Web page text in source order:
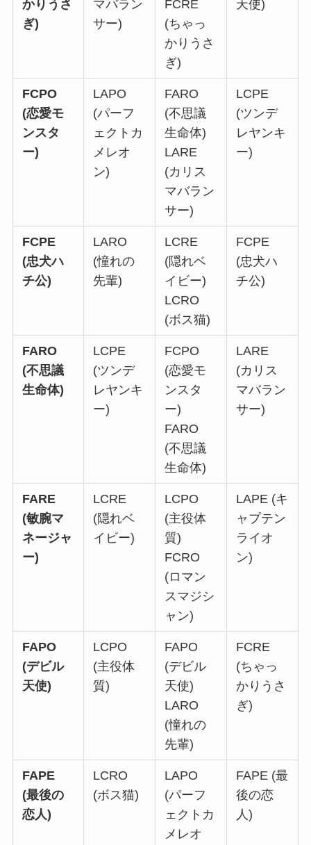
かりうさ
ぎ)
マバラン
サー)
FCRE
(ちゃっ
かりうさ
ぎ)
天使)
FCPO
(恋愛モ
ンスタ
ー)
LAPO
(パーフ
ェクトカ
メレオ
ン)
FARO
(不思議
生命体)
LARE
(カリス
マバラン
サー)
LCPE
(ツンデ
レヤンキ
ー)
FCPE
(忠犬ハ
チ公)
LARO
(憧れの
先輩)
LCRE
(隠れベ
イビー)
LCRO
(ボス猫)
FCPE
(忠犬ハ
チ公)
FARO
(不思議
生命体)
LCPE
(ツンデ
レヤンキ
ー)
FCPO
(恋愛モ
ンスタ
ー)
FARO
(不思議
生命体)
LARE
(カリス
マバラン
サー)
FARE
(敏腕マ
ネージャ
ー)
LCRE
(隠れベ
イビー)
LCPO
(主役体
質)
FCRO
(ロマン
スマジシ
ャン)
LAPE (キ
ャプテン
ライオ
ン)
FAPO
(デビル
天使)
LCPO
(主役体
質)
FAPO
(デビル
天使)
LARO
(憧れの
先輩)
FCRE
(ちゃっ
かりうさ
ぎ)
FAPE
(最後の
恋人)
LCRO
(ボス猫)
LAPO
(パーフ
ェクトカ
メレオ
FAPE (最
後の恋
人)